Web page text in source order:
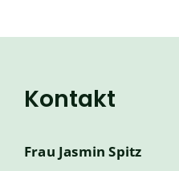
Kontakt
Frau Jasmin Spitz